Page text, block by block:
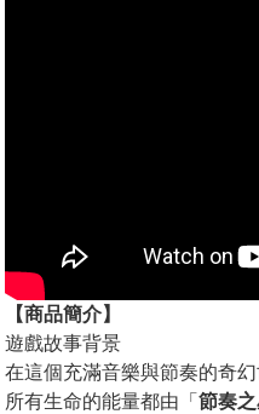
【商品簡介】
遊戲故事背景
在這個充滿音樂與節奏的奇幻
所有生命的能量都由「 節奏